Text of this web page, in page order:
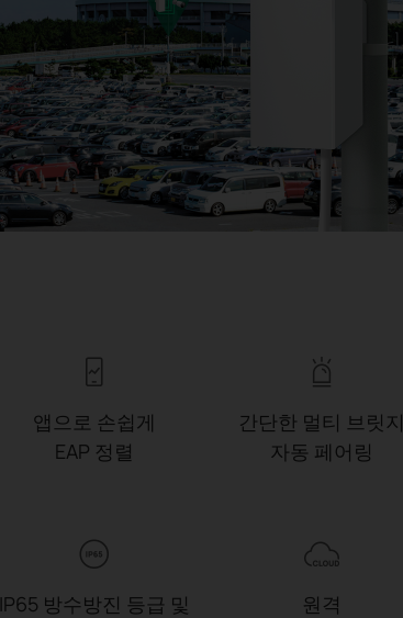
앱으로 손쉽게
EAP 정렬
간단한 멀티 브릿지
자동 페어링
IP65 방수방진 등급 및
원격